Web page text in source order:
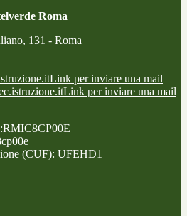
Roma
131 - Roma
Link per inviare una mail
Link per inviare una mail
(CUF): UFEHD1